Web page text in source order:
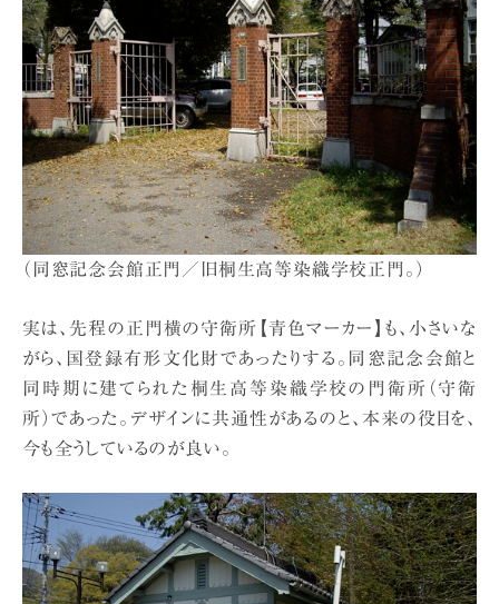
（同窓記念会館正門／旧桐生高等染織学校正門。）
実は、先程の正門横の守衛所【青色マーカー】も、小さいな
がら、国登録有形文化財であったりする。同窓記念会館と
同時期に建てられた桐生高等染織学校の門衛所（守衛
所）であった。デザインに共通性があるのと、本来の役目を、
今も全うしているのが良い。